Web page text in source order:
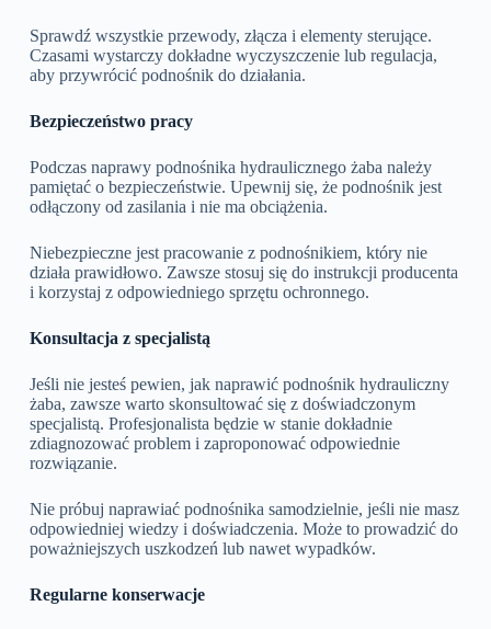
Sprawdź wszystkie przewody, złącza i elementy sterujące.
Czasami wystarczy dokładne wyczyszczenie lub regulacja,
aby przywrócić podnośnik do działania.
Bezpieczeństwo pracy
Podczas naprawy podnośnika hydraulicznego żaba należy
pamiętać o bezpieczeństwie. Upewnij się, że podnośnik jest
odłączony od zasilania i nie ma obciążenia.
Niebezpieczne jest pracowanie z podnośnikiem, który nie
działa prawidłowo. Zawsze stosuj się do instrukcji producenta
i korzystaj z odpowiedniego sprzętu ochronnego.
Konsultacja z specjalistą
Jeśli nie jesteś pewien, jak naprawić podnośnik hydrauliczny
żaba, zawsze warto skonsultować się z doświadczonym
specjalistą. Profesjonalista będzie w stanie dokładnie
zdiagnozować problem i zaproponować odpowiednie
rozwiązanie.
Nie próbuj naprawiać podnośnika samodzielnie, jeśli nie masz
odpowiedniej wiedzy i doświadczenia. Może to prowadzić do
poważniejszych uszkodzeń lub nawet wypadków.
Regularne konserwacje